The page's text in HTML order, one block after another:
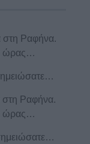
στη Ραφήνα.
ώρας…
στη Ραφήνα.
ώρας…